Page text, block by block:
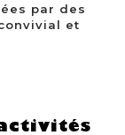
par des
et